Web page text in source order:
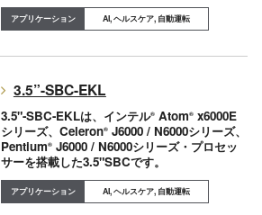
AI, ヘルスケア, 自動運転
3.5”-SBC-EKL
3.5"-SBC-EKLは、インテル®Atom®x6000E
シリーズ、Celeron®J6000 / N6000シリーズ、
Pentium®J6000 / N6000シリーズ・プロセッ
サーを搭載した3.5"SBCです。
AI, ヘルスケア, 自動運転